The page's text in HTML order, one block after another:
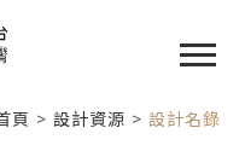
頁 設計資源 設計名錄